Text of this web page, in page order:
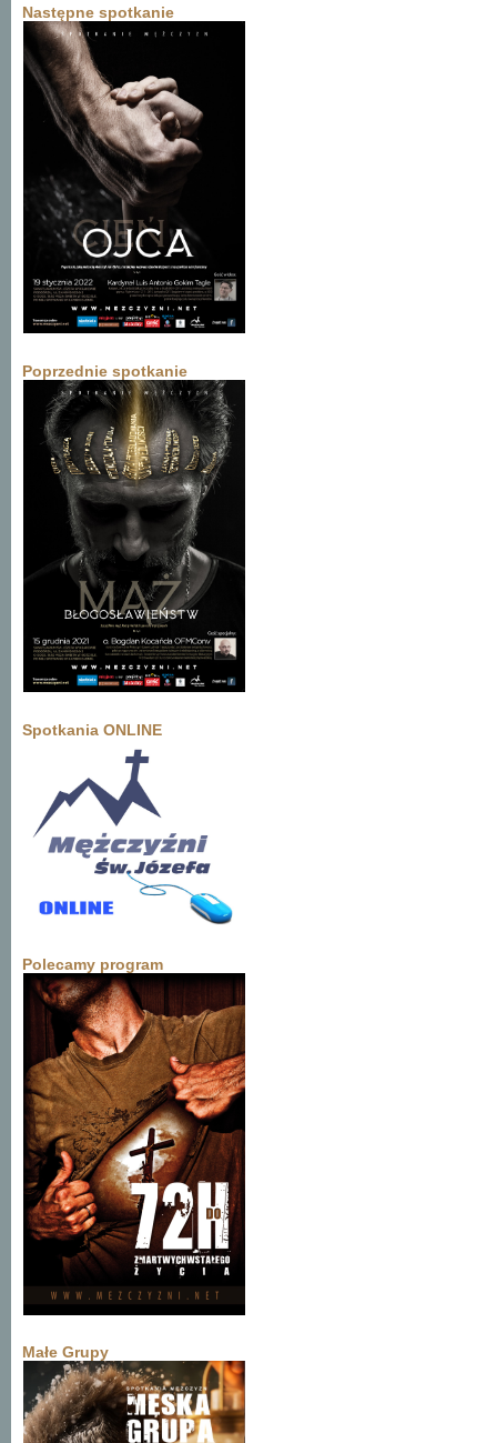
Następne spotkanie
Poprzednie spotkanie
Spotkania ONLINE
Polecamy program
Małe Grupy